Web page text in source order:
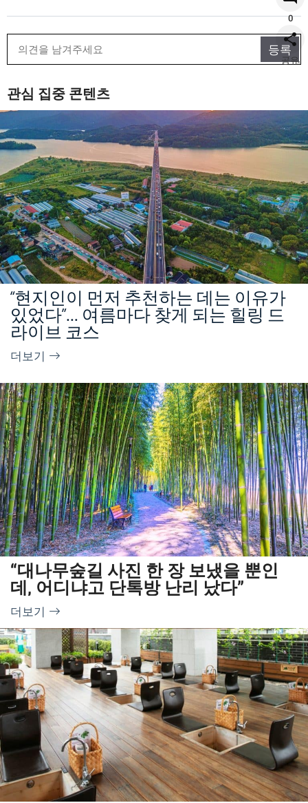
0
공유
관심 집중 콘텐츠
“현지인이 먼저 추천하는 데는 이유가
있었다”… 여름마다 찾게 되는 힐링 드
라이브 코스
더보기
“대나무숲길 사진 한 장 보냈을 뿐인
데, 어디냐고 단톡방 난리 났다”
더보기